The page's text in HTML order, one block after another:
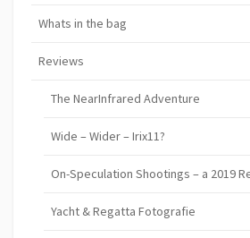
Whats in the bag
Reviews
The NearInfrared Adventure
Wide – Wider – Irix11?
On-Speculation Shootings – a 2019
Yacht & Regatta Fotografie